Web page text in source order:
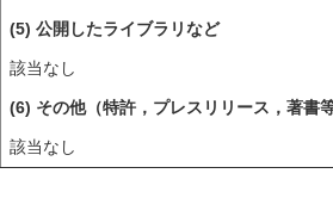
(5) 公開したライブラリなど
該当なし
(6) その他（特許，プレスリリース，著書
該当なし